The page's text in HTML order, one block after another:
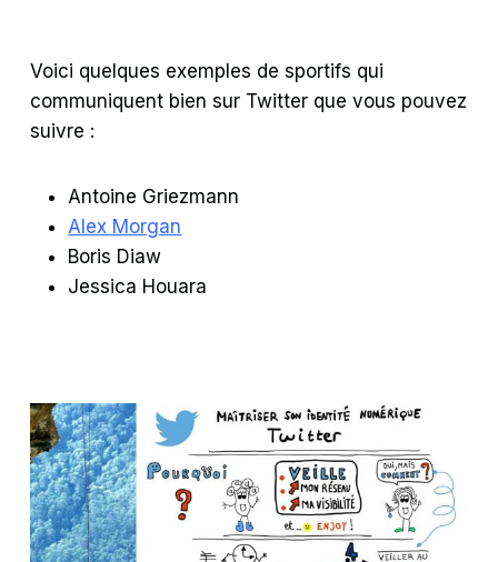
Voici quelques exemples de sportifs qui
communiquent bien sur Twitter que vous pouvez
suivre :
Antoine Griezmann
Alex Morgan
Boris Diaw
Jessica Houara